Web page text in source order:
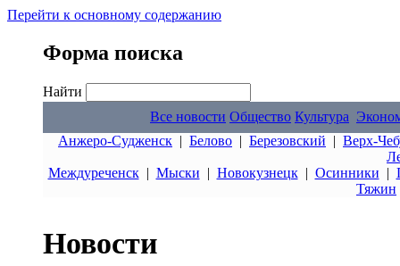
Перейти к основному содержанию
Форма поиска
Найти
Все новости Общество Культура
Анжеро-Судженск | Белово | Березовский | Верх-
Междуреченск| Мыски | Новокузнецк| Осинники |
Тяжин
Новости